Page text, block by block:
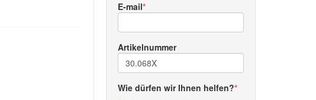
E-mail
Artikelnummer
Wie dürfen wir Ihnen helfen?